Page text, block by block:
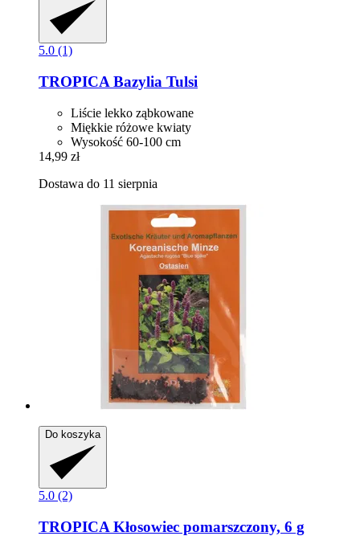
5.0 (1)
TROPICA Bazylia Tulsi
Liście lekko ząbkowane
Miękkie różowe kwiaty
Wysokość 60-100 cm
14,99 zł
Dostawa do 11 sierpnia
Do koszyka
5.0 (2)
TROPICA Kłosowiec pomarszczony, 6 g